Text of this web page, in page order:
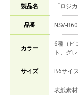
製品名 「ロジ
品番 NSV-
カラー
6種（ピ
ト、グレ
サイズ B6サイ
表紙素